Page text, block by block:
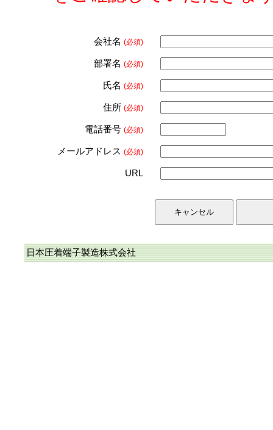
会社名 (必須)
部署名 (必須)
氏名 (必須)
住所 (必須)
電話番号 (必須)
メールアドレス (必須)
URL
日本圧着端子製造株式会社